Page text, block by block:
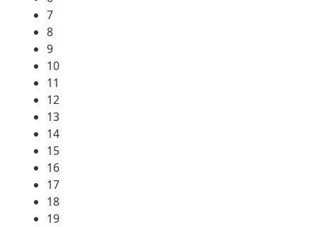
7
8
9
10
11
12
13
14
15
16
17
18
19